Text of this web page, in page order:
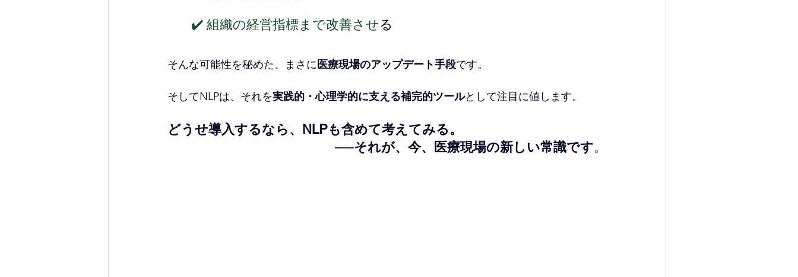
✔️ 組織の経営指標まで改善させる
そんな可能性を秘めた、まさに医療現場のアップデート手段です。
そしてNLPは、それを実践的・心理学的に支える補完的ツールとして注目に値します。
どうせ導入するなら、NLPも含めて考えてみる。
──それが、今、医療現場の新しい常識です。